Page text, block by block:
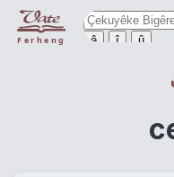
Ferheng ê î û